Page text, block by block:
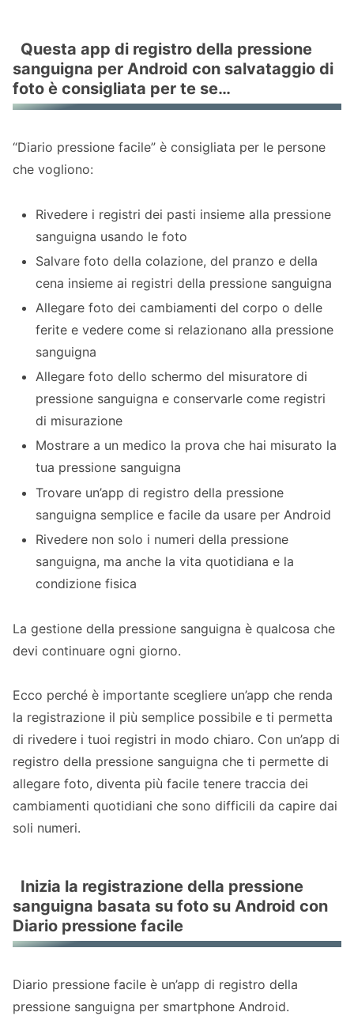
Questa app di registro della pressione
sanguigna per Android con salvataggio di
foto è consigliata per te se…
“Diario pressione facile” è consigliata per le persone
che vogliono:
Rivedere i registri dei pasti insieme alla pressione
sanguigna usando le foto
Salvare foto della colazione, del pranzo e della
cena insieme ai registri della pressione sanguigna
Allegare foto dei cambiamenti del corpo o delle
ferite e vedere come si relazionano alla pressione
sanguigna
Allegare foto dello schermo del misuratore di
pressione sanguigna e conservarle come registri
di misurazione
Mostrare a un medico la prova che hai misurato la
tua pressione sanguigna
Trovare un’app di registro della pressione
sanguigna semplice e facile da usare per Android
Rivedere non solo i numeri della pressione
sanguigna, ma anche la vita quotidiana e la
condizione fisica
La gestione della pressione sanguigna è qualcosa che
devi continuare ogni giorno.
Ecco perché è importante scegliere un’app che renda
la registrazione il più semplice possibile e ti permetta
di rivedere i tuoi registri in modo chiaro. Con un’app di
registro della pressione sanguigna che ti permette di
allegare foto, diventa più facile tenere traccia dei
cambiamenti quotidiani che sono difficili da capire dai
soli numeri.
Inizia la registrazione della pressione
sanguigna basata su foto su Android con
Diario pressione facile
Diario pressione facile è un’app di registro della
pressione sanguigna per smartphone Android.